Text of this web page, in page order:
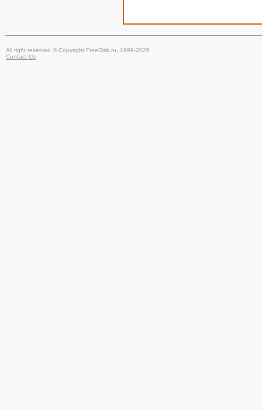
All right reserved © Copyright FreeDisk.ru, 1999-2026
Contact Us